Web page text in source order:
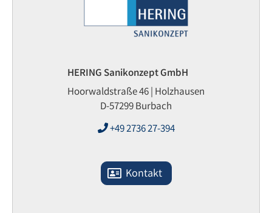
HERING Sanikonzept GmbH
Hoorwaldstraße 46 | Holzhausen
D-57299 Burbach
+49 2736 27-394
Kontakt